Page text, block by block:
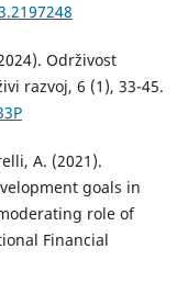
Održivost
razvoj, 6 (1), 33-45.
A. (2021).
goals in
role of
Financial